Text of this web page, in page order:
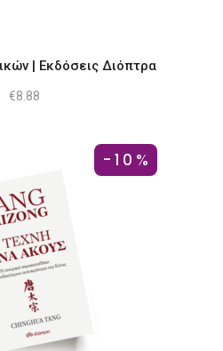
| Εκδόσεις Διόπτρα
€8.88
-10%